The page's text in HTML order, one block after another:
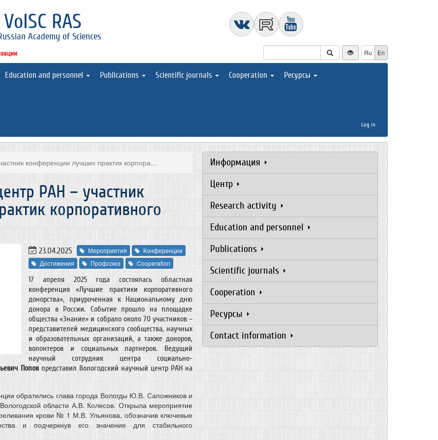
VolSC RAS
Academy of Sciences
Ru En
Education and personnel Publications Scientific journals Cooperation Ресурсы
Log in
конференции лучших практик корпора...
РАН – участник
корпоративного
23.04.2025 Мероприятия
Конференции
Достижения
Профсоюз Cooperation
17 апреля 2025 года состоялась областная
конференция «Лучшие практики корпоративного
донорства», приуроченная к Национальному дню
донора в России. Событие прошло на площадке
общества «Знание» и собрало около 70 участников –
представителей медицинского сообщества, научных
и образовательных организаций, а также доноров,
волонтеров и социальных партнеров. Ведущий
научный сотрудник центра социально-
Поповпредставил Вологодский научный центр РАН на
обратились глава города Вологды Ю.В. Сапожников и
области А.В. Колесов. Открыла мероприятие
крови № 1 М.В. Ульянова, обозначив ключевые
и подчеркнув его значение для стабильного
Информация
Центр
Research activity
Education and personnel
Publications
Scientific journals
Cooperation
Ресурсы
Contact information